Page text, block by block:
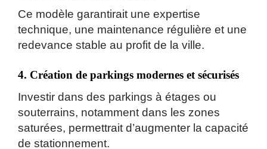
Ce modèle garantirait une expertise
technique, une maintenance régulière et une
redevance stable au profit de la ville.
4. Création de parkings modernes et sécurisés
Investir dans des parkings à étages ou
souterrains, notamment dans les zones
saturées, permettrait d’augmenter la capacité
de stationnement.